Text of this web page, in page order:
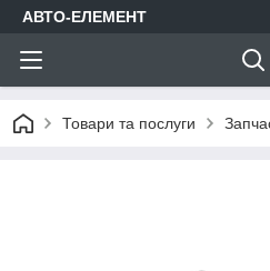
АВТО-ЕЛЕМЕНТ
Товари та послуги